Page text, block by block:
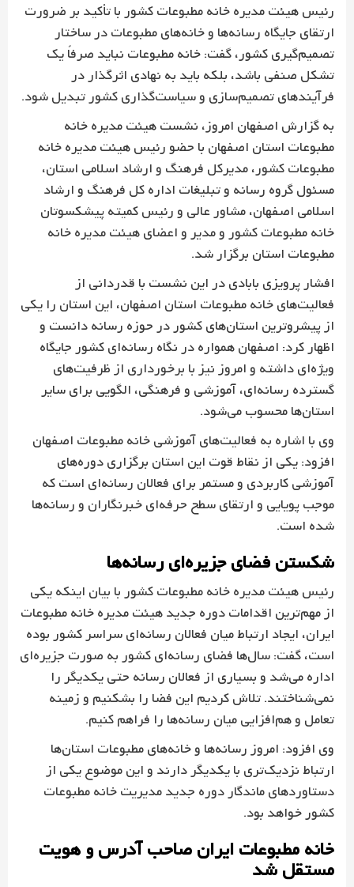
رئیس هیئت مدیره خانه مطبوعات کشور با تأکید بر ضرورت
ارتقای جایگاه رسانه‌ها و خانه‌های مطبوعات در ساختار
تصمیم‌گیری کشور، گفت: خانه مطبوعات نباید صرفاً یک
تشکل صنفی باشد، بلکه باید به نهادی اثرگذار در
فرآیندهای تصمیم‌سازی و سیاست‌گذاری کشور تبدیل شود.
به گزارش اصفهان امروز، نشست هیئت مدیره خانه
مطبوعات استان اصفهان با حضو رئیس هیئت مدیره خانه
مطبوعات کشور، مدیرکل فرهنگ و ارشاد اسلامی استان،
مسئول گروه رسانه و تبلیغات اداره کل فرهنگ و ارشاد
اسلامی اصفهان، مشاور عالی و رئیس کمیته پیشکسوتان
خانه مطبوعات کشور و مدیر و اعضای هیئت مدیره خانه
مطبوعات استان برگزار شد.
افشار پرویزی بابادی در این نشست با قدردانی از
فعالیت‌های خانه مطبوعات استان اصفهان، این استان را یکی
از پیشروترین استان‌های کشور در حوزه رسانه دانست و
اظهار کرد: اصفهان همواره در نگاه رسانه‌ای کشور جایگاه
ویژه‌ای داشته و امروز نیز با برخورداری از ظرفیت‌های
گسترده رسانه‌ای، آموزشی و فرهنگی، الگویی برای سایر
استان‌ها محسوب می‌شود.
وی با اشاره به فعالیت‌های آموزشی خانه مطبوعات اصفهان
افزود: یکی از نقاط قوت این استان برگزاری دوره‌های
آموزشی کاربردی و مستمر برای فعالان رسانه‌ای است که
موجب پویایی و ارتقای سطح حرفه‌ای خبرنگاران و رسانه‌ها
شده است.
شکستن فضای جزیره‌ای رسانه‌ها
رئیس هیئت مدیره خانه مطبوعات کشور با بیان اینکه یکی
از مهم‌ترین اقدامات دوره جدید هیئت مدیره خانه مطبوعات
ایران، ایجاد ارتباط میان فعالان رسانه‌ای سراسر کشور بوده
است، گفت: سال‌ها فضای رسانه‌ای کشور به صورت جزیره‌ای
اداره می‌شد و بسیاری از فعالان رسانه حتی یکدیگر را
نمی‌شناختند. تلاش کردیم این فضا را بشکنیم و زمینه
تعامل و هم‌افزایی میان رسانه‌ها را فراهم کنیم.
وی افزود: امروز رسانه‌ها و خانه‌های مطبوعات استان‌ها
ارتباط نزدیک‌تری با یکدیگر دارند و این موضوع یکی از
دستاوردهای ماندگار دوره جدید مدیریت خانه مطبوعات
کشور خواهد بود.
خانه مطبوعات ایران صاحب آدرس و هویت
مستقل شد